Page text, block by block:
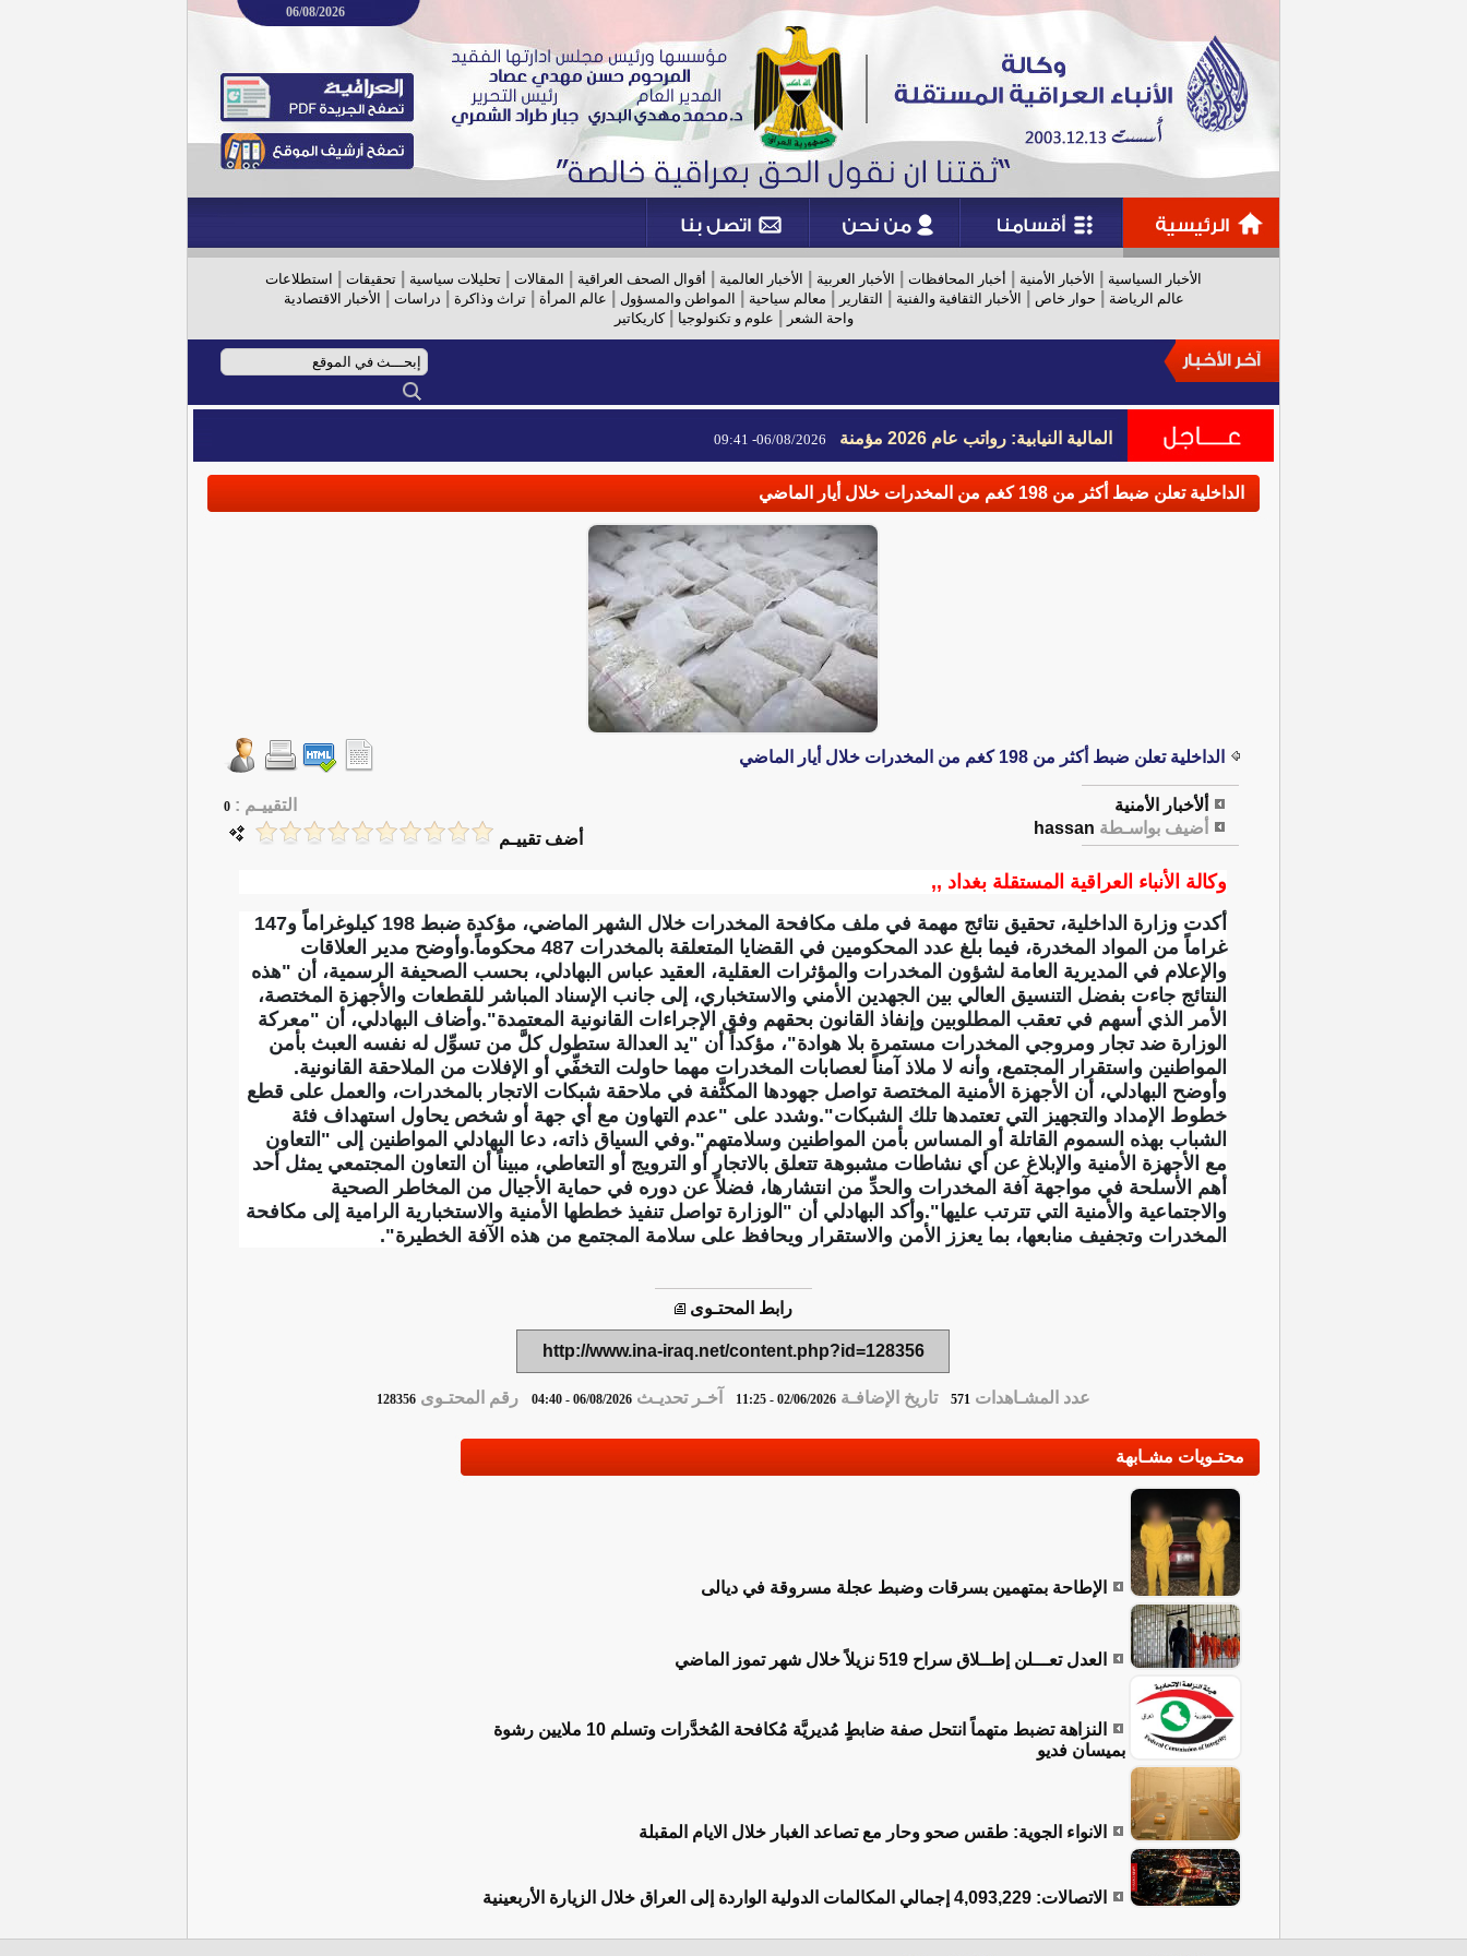
06/08/2026
الأخبار السياسية الأخبار الأمنية أخبار المحافظات الأخبار العربية الأخبار العالمية أقوال الصحف العراقية المقالات تحليلات سياسية تحقيقات
استطلاعات
عالم الرياضة
حوار خاص الأخبار الثقافية والفنية التقارير معالم سياحية المواطن والمسؤول عالم المرأة |تراث وذاكرة دراسات
الأخبار الاقتصادية
واحة الشعر
علوم و تكنولوجيا |كاريكاتير
المالية النيابية: رواتب عام 2026 مؤمنة 06/08/2026- 09:41
المالية النيابية: رواتب عام 2026 مؤمنة 06/08/2026- 09:41
الداخلية تعلن ضبط أكثر من 198 كغم من المخدرات خلال أيار الماضي
الداخلية تعلن ضبط أكثر من 198 كغم من المخدرات خلال أيار الماضي
ألأخبار الأمنية التقييـم : 0
أضيف بواسـطة hassan
أضف تقييـم
وكالة الأنباء العراقية المستقلة بغداد ,,
أكدت وزارة الداخلية، تحقيق نتائج مهمة في ملف مكافحة المخدرات خلال الشهر الماضي، مؤكدة ضبط 198 كيلوغراماً و147
غراماً من المواد المخدرة، فيما بلغ عدد المحكومين في القضايا المتعلقة بالمخدرات 487 محكوماً.‏وأوضح مدير العلاقات
والإعلام في المديرية العامة لشؤون المخدرات والمؤثرات العقلية، العقيد عباس البهادلي، بحسب الصحيفة الرسمية، أن "هذه
النتائج جاءت بفضل التنسيق العالي بين الجهدين الأمني والاستخباري، إلى جانب الإسناد المباشر للقطعات والأجهزة المختصة،
الأمر الذي أسهم في تعقب المطلوبين وإنفاذ القانون بحقهم وفق الإجراءات القانونية المعتمدة".وأضاف البهادلي، أن "معركة
الوزارة ضد تجار ومروجي المخدرات مستمرة بلا هوادة"، مؤكداً أن "يد العدالة ستطول كلَّ من تسوِّل له نفسه العبث بأمن
المواطنين واستقرار المجتمع، وأنه لا ملاذ آمناً لعصابات المخدرات مهما حاولت التخفِّي أو الإفلات من الملاحقة القانونية.
وأوضح البهادلي، أن الأجهزة الأمنية المختصة تواصل جهودها المكثَّفة في ملاحقة شبكات الاتجار بالمخدرات، والعمل على قطع
خطوط الإمداد والتجهيز التي تعتمدها تلك الشبكات".وشدد على "عدم التهاون مع أي جهة أو شخص يحاول استهداف فئة
الشباب بهذه السموم القاتلة أو المساس بأمن المواطنين وسلامتهم".وفي السياق ذاته، دعا البهادلي المواطنين إلى "التعاون
مع الأجهزة الأمنية والإبلاغ عن أي نشاطات مشبوهة تتعلق بالاتجار أو الترويج أو التعاطي، مبيناً أن التعاون المجتمعي يمثل أحد
أهم الأسلحة في مواجهة آفة المخدرات والحدِّ من انتشارها، فضلاً عن دوره في حماية الأجيال من المخاطر الصحية
والاجتماعية والأمنية التي تترتب عليها".وأكد البهادلي أن "الوزارة تواصل تنفيذ خططها الأمنية والاستخبارية الرامية إلى مكافحة
المخدرات وتجفيف منابعها، بما يعزز الأمن والاستقرار ويحافظ على سلامة المجتمع من هذه الآفة الخطيرة".
رابط المحتـوى
http://www.ina-iraq.net/content.php?id=128356
عدد المشـاهدات 571 تاريخ الإضافـة02/06/2026 - 11:25 آخـر تحديـث06/08/2026 - 04:40 رقم المحتـوى128356
محتـويات مشـابهة
الإطاحة بمتهمين بسرقات وضبط عجلة مسروقة في ديالى
العدل تعـــلن إطــلاق سراح 519 نزيلاً خلال شهر تموز الماضي
النزاهة تضبط متهماً انتحل صفة ضابطٍ مُديريَّة مُكافحة المُخدَّرات وتسلم 10 ملايين رشوة
بميسان فديو
الانواء الجوية: طقس صحو وحار مع تصاعد الغبار خلال الايام المقبلة
الاتصالات: 4,093,229 إجمالي المكالمات الدولية الواردة إلى العراق خلال الزيارة الأربعينية